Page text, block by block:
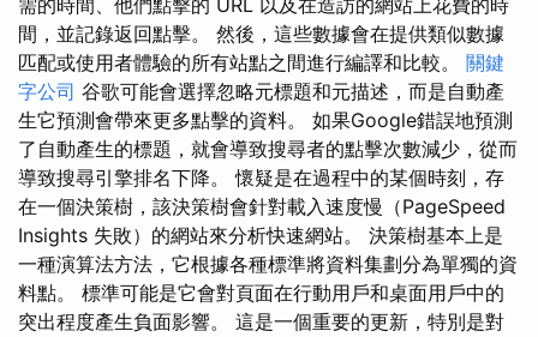
需的時間、他們點擊的 URL 以及在造訪的網站上花費的時
間，並記錄返回點擊。 然後，這些數據會在提供類似數據
匹配或使用者體驗的所有站點之間進行編譯和比較。 關鍵
字公司 谷歌可能會選擇忽略元標題和元描述，而是自動產
生它預測會帶來更多點擊的資料。 如果Google錯誤地預測
了自動產生的標題，就會導致搜尋者的點擊次數減少，從而
導致搜尋引擎排名下降。 懷疑是在過程中的某個時刻，存
在一個決策樹，該決策樹會針對載入速度慢（PageSpeed
Insights 失敗）的網站來分析快速網站。 決策樹基本上是
一種演算法方法，它根據各種標準將資料集劃分為單獨的資
料點。 標準可能是它會對頁面在行動用戶和桌面用戶中的
突出程度產生負面影響。 這是一個重要的更新，特別是對